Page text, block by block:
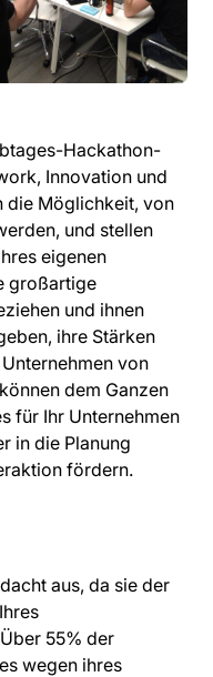
Hackathon-
Innovation und
die Möglichkeit, von
und stellen
eigenen
großartige
und ihnen
ihre Stärken
von
dem Ganzen
für Ihr Unternehmen
in die Planung
fördern.
aus, da sie der
55% der
wegen ihres